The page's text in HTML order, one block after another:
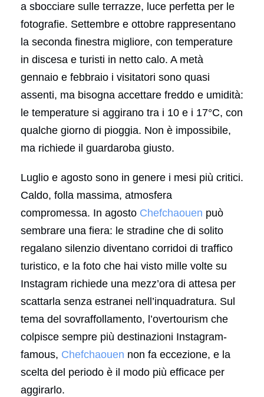
a sbocciare sulle terrazze, luce perfetta per le
fotografie. Settembre e ottobre rappresentano
la seconda finestra migliore, con temperature
in discesa e turisti in netto calo. A metà
gennaio e febbraio i visitatori sono quasi
assenti, ma bisogna accettare freddo e umidità:
le temperature si aggirano tra i 10 e i 17°C, con
qualche giorno di pioggia. Non è impossibile,
ma richiede il guardaroba giusto.
Luglio e agosto sono in genere i mesi più critici.
Caldo, folla massima, atmosfera
compromessa. In agosto Chefchaouen può
sembrare una fiera: le stradine che di solito
regalano silenzio diventano corridoi di traffico
turistico, e la foto che hai visto mille volte su
Instagram richiede una mezz’ora di attesa per
scattarla senza estranei nell’inquadratura. Sul
tema del sovraffollamento, l’overtourism che
colpisce sempre più destinazioni Instagram-
famous, Chefchaouen non fa eccezione, e la
scelta del periodo è il modo più efficace per
aggirarlo.